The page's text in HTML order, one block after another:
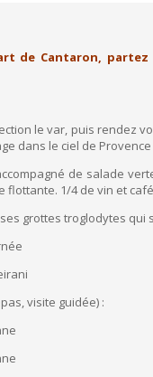
de Cantaron,
le var, puis rendez
dans le ciel de Provence
de salade
flottante. 1/4 de vin et
grottes troglodytes qui
visite guidée) :